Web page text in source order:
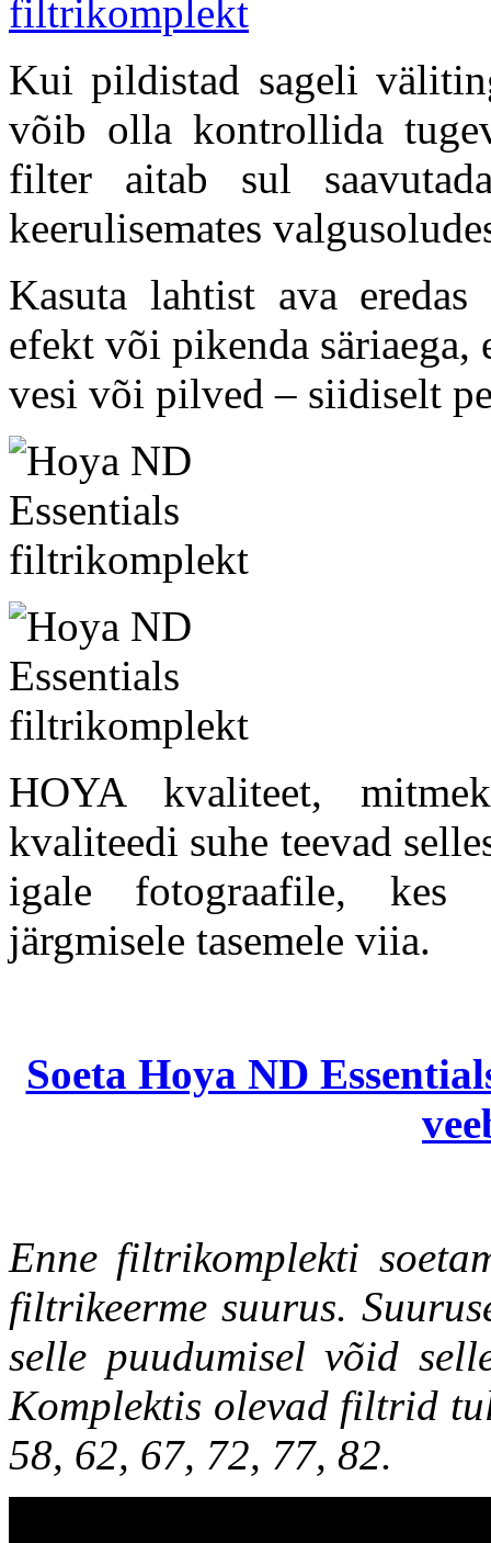
Kui pildistad sageli
võib olla kontrollida
filter aitab sul
keerulisemates
Kasuta lahtist ava
efekt või pikenda
vesi või pilved – siidiselt
HOYA kvaliteet,
kvaliteedi suhe teevad
igale fotograafile, kes
järgmisele tasemele viia.
Soeta Hoya ND
Enne filtrikomplekti
filtrikeerme suurus.
selle puudumisel võid
Komplektis olevad filtrid
58, 62, 67, 72, 77, 82.